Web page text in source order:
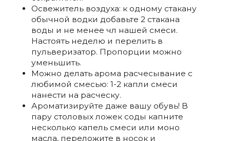
Освежитель воздуха: к одному стакану
обычной водки добавьте 2 стакана
воды и не менее чл нашей смеси.
Настоять неделю и перелить в
пульверизатор. Пропорции можно
уменьшить.
Можно делать арома расчесывание с
любимой смесью: 1-2 капли смеси
нанести на расческу.
Ароматизируйте даже вашу обувь! В
пару столовых ложек соды капните
несколько капель смеси или моно
масла, переложите в носок и